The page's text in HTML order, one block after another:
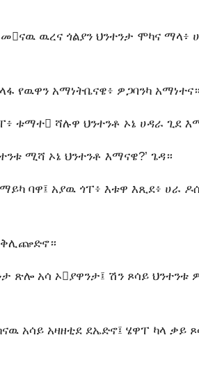
ዉረና ጎልያን ህንተንታ ሞካና ማላ፥
የዉዋን አማነትቤናዌ፥ ዎጋባንካ አማነተና።
ቱማተ ሻሉዋ ህንተንቶ ኦኔ ሀዳራ ጊደ
ሚሻ ኦኔ ህንተንቶ እማናዌ?’ ጌዳ።
ባዋ፤ አያዉ ጎፐ፥ እቱዋ እጺደ፥ ሀራ
ቅሊጬድኖ።
ጽሎ አሳ ኦያዋንታ፤ ሽን ጾሳይ ህንተንቱ
አሳይ አዛዘቲደ ደኤድኖ፤ ሄዋፐ ካላ ቃይ